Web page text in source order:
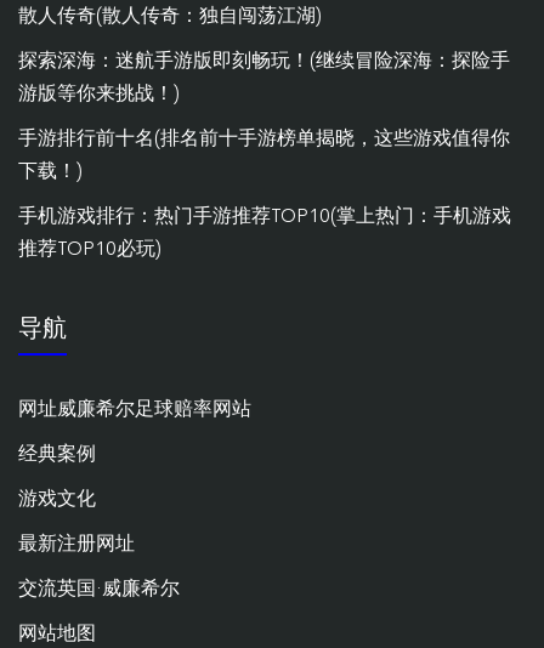
散人传奇(散人传奇：独自闯荡江湖)
探索深海：迷航手游版即刻畅玩！(继续冒险深海：探险手
游版等你来挑战！)
手游排行前十名(排名前十手游榜单揭晓，这些游戏值得你
下载！)
手机游戏排行：热门手游推荐TOP10(掌上热门：手机游戏
推荐TOP10必玩)
导航
网址威廉希尔足球赔率网站
经典案例
游戏文化
最新注册网址
交流英国·威廉希尔
网站地图